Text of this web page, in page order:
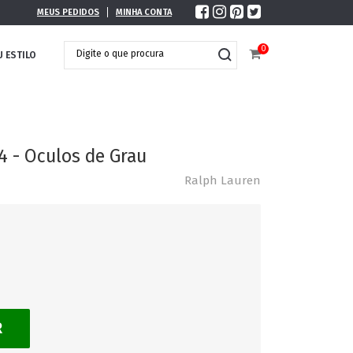
MEUS PEDIDOS MINHA CONTA
ESTILO
0
- Oculos de Grau
Ralph Lauren